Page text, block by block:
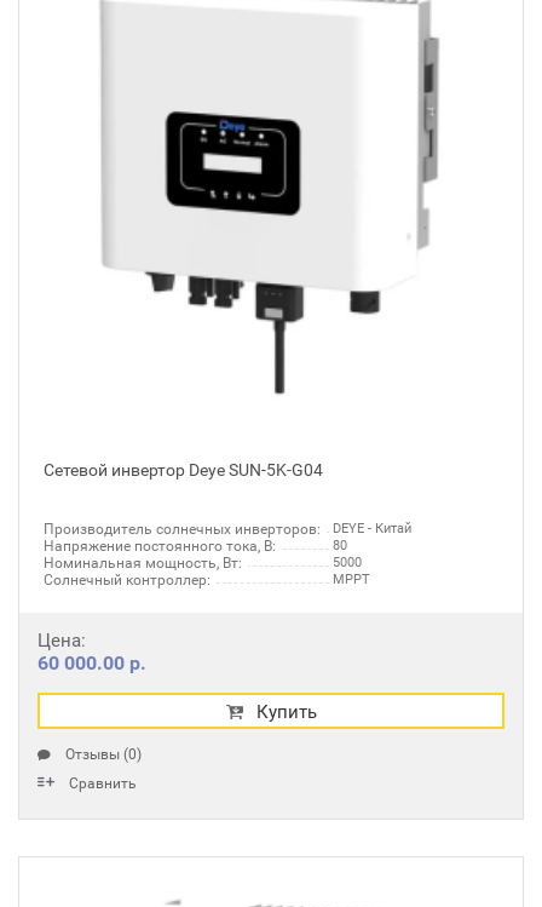
Сетевой инвертор Deye SUN-5K-G04
Производитель солнечных инверторов: DEYE - Китай
Напряжение постоянного тока, В: 80
Номинальная мощность, Вт: 5000
Солнечный контроллер: MPPT
Цена:
60 000.00 р.
Купить
Отзывы (0)
Сравнить